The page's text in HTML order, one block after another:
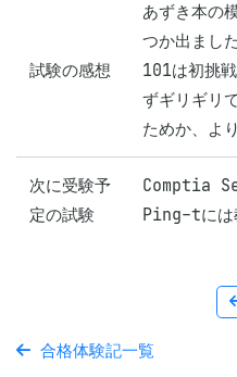
試験の感想
あずき本の
つか出ました
101は初挑
ずギリギリ
ためか、よ
次に受験予
定の試験
Comptia
Ping-tには
合格体験記一覧